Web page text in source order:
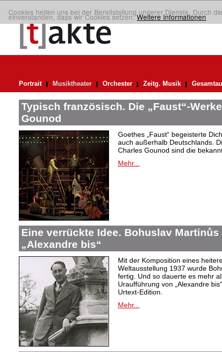
Cookies helfen uns bei der Bereitstellung unserer Dienste. Durch
einverstanden, dass wir Cookies setzen.Weitere Informationen
Portrait Musiktheater Orchester Zeitg. Musik
Typisch französisch. Die „Faust“-
Gounod
Goethes „Faust“ begeisterte
auch außerhalb Deutschlands.
Charles Gounod sind die
Mehr...
Eine verrückte Idee. Bohuslav
„Alexandre bis“
Mit der Komposition eines
Weltausstellung 1937 wurde
fertig. Und so dauerte es mehr
Uraufführung von „Alexandre
Urtext-Edition.
Mehr...